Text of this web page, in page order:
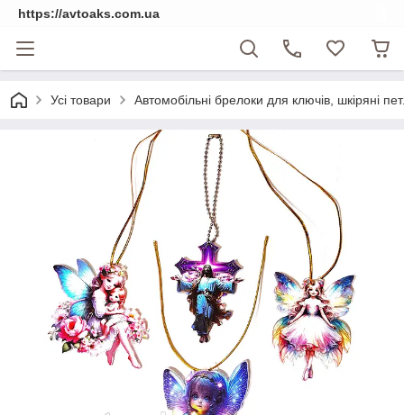
https://avtoaks.com.ua
Усі товари Автомобільні брелоки для ключів, шкіряні